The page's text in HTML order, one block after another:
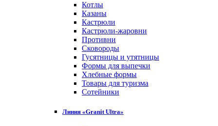
Котлы
Казаны
Кастрюли
Кастрюли-жаровни
Противни
Сковороды
Гусятницы и утятницы
Формы для выпечки
Хлебные формы
Товары для туризма
Сотейники
Линия «Granit Ultra»